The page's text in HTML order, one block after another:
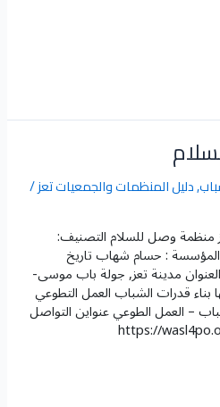
,دليل المنظمات والجمعيات تعز/
منظمة وصل للسلام التصنيف:
: حسام شهاب تاريخ
والعنوان مدينة تعز, جولة باب موسى-
بناء قدرات الشباب العمل التطوعي
– العمل الطوعي عنواين التواصل